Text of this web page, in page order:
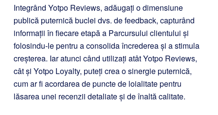
Integrând Yotpo Reviews, adăugați o dimensiune
publică puternică buclei dvs. de feedback, capturând
informații în fiecare etapă a Parcursului clientului și
folosindu-le pentru a consolida încrederea și a stimula
creșterea. Iar atunci când utilizați atât Yotpo Reviews,
cât și Yotpo Loyalty, puteți crea o sinergie puternică,
cum ar fi acordarea de puncte de loialitate pentru
lăsarea unei recenzii detaliate și de înaltă calitate.